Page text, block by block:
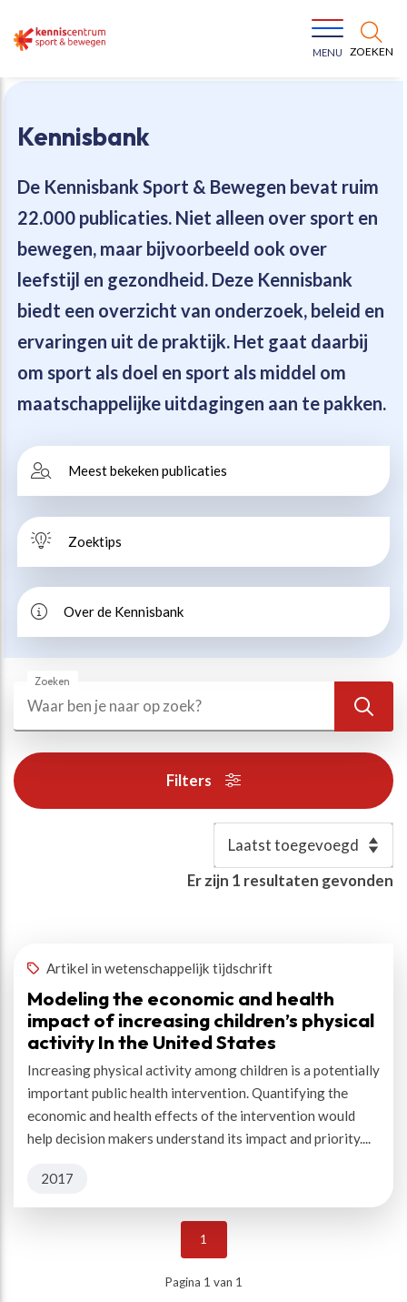
ZOEKEN
MENU
Kennisbank
De Kennisbank Sport & Bewegen bevat ruim
22.000 publicaties. Niet alleen over sport en
bewegen, maar bijvoorbeeld ook over
leefstijl en gezondheid. Deze Kennisbank
biedt een overzicht van onderzoek, beleid en
ervaringen uit de praktijk. Het gaat daarbij
om sport als doel en sport als middel om
maatschappelijke uitdagingen aan te pakken.
Meest bekeken publicaties
Zoektips
Over de Kennisbank
Zoeken
Zoeken
Filters
Er zijn 1 resultaten gevonden
Artikel in wetenschappelijk tijdschrift
Modeling the economic and health
impact of increasing children’s physical
activity In the United States
Increasing physical activity among children is a potentially
important public health intervention. Quantifying the
economic and health effects of the intervention would
help decision makers understand its impact and priority....
2017
1
Pagina 1 van 1
Bewegen voor een gezonde leefstijl
Jeugd in beweging
Vitaal ouder worden
Maatschappelijke waarde
Beweegvriendelijke omgeving
Esports, gaming en gamification
Alle thema’s
Ons team
Onze missie
Onze werkwijze
Organisatie
Werken bij